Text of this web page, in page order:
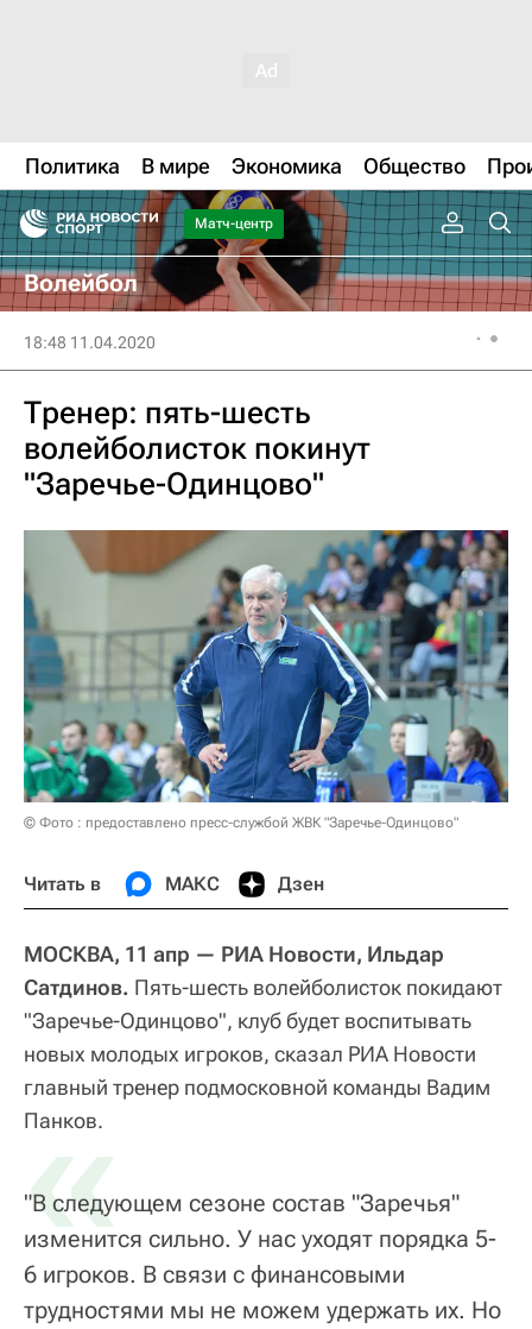
Политика В мире Экономика Общество
Матч-центр
Волейбол
18:48 11.04.2020
Тренер: пять-шесть
волейболисток покинут
"Заречье-Одинцово"
© Фото : предоставлено пресс-службой ЖВК "Заречье-Одинцово"
Читать в МАКС Дзен
МОСКВА, 11 апр — РИА Новости, Ильдар
Сатдинов. Пять-шесть волейболисток покидают
"Заречье-Одинцово", клуб будет воспитывать
новых молодых игроков, сказал РИА Новости
главный тренер подмосковной команды Вадим
Панков.
«
"В следующем сезоне состав "Заречья"
изменится сильно. У нас уходят порядка 5-
6 игроков. В связи с финансовыми
трудностями мы не можем удержать их. Но